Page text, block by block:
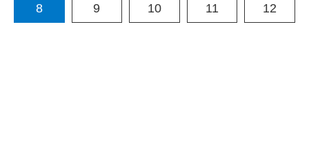
8 9 10 11 12